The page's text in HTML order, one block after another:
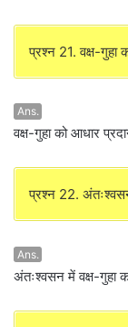
प्रश्न 21. वक्ष-गुहा
Ans.
वक्ष-गुहा को आधार
प्रश्न 22.
Ans.
अंतःश्वसन में वक्ष-गुहा